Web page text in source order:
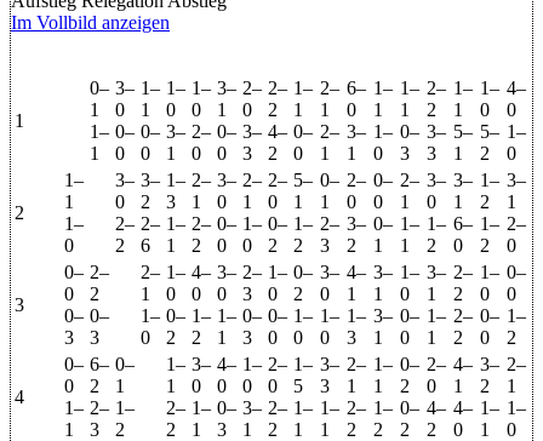
Im Vollbild anzeigen
1
0–
1
1–
1
3–
0
0–
0
1–
1
0–
0
1–
0
3–
1
1–
0
2–
0
3–
1
0–
0
2–
0
3–
3
2–
2
4–
2
1–
1
0–
0
2–
1
2–
1
6–
0
3–
1
1–
1
1–
0
1–
1
0–
3
2–
2
3–
3
1–
1
5–
1
1–
0
5–
2
4–
0
1–
0
2
1–
1
1–
0
3–
0
2–
2
3–
2
2–
6
1–
3
1–
1
2–
1
2–
2
3–
0
0–
0
2–
1
1–
0
2–
0
0–
2
5–
1
1–
2
0–
1
2–
3
2–
0
3–
2
0–
0
0–
1
2–
1
1–
1
3–
0
1–
2
3–
1
6–
0
1–
2
1–
2
3–
1
2–
0
3
0–
0
0–
3
2–
2
0–
3
2–
1
1–
0
1–
0
0–
2
4–
0
1–
2
3–
0
1–
1
2–
3
0–
3
1–
0
0–
0
0–
2
1–
0
3–
0
1–
0
4–
1
1–
3
3–
1
3–
1
1–
0
0–
0
3–
1
1–
1
2–
2
2–
2
1–
0
0–
0
0–
0
1–
2
4
0–
0
1–
1
6–
2
2–
3
0–
1
1–
2
1–
1
2–
2
3–
0
1–
1
4–
0
0–
3
1–
0
3–
1
2–
0
2–
2
1–
5
1–
1
3–
3
1–
1
2–
1
2–
2
1–
1
1–
2
0–
2
0–
2
2–
0
4–
2
4–
1
4–
0
3–
2
1–
1
2–
1
1–
0